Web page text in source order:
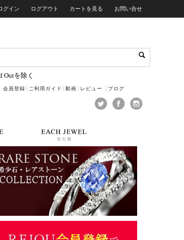
グイン ログアウト カートを見る お問い合せ
Outを除く
会員登録 ご利用ガイド 動画 レビュー ブログ